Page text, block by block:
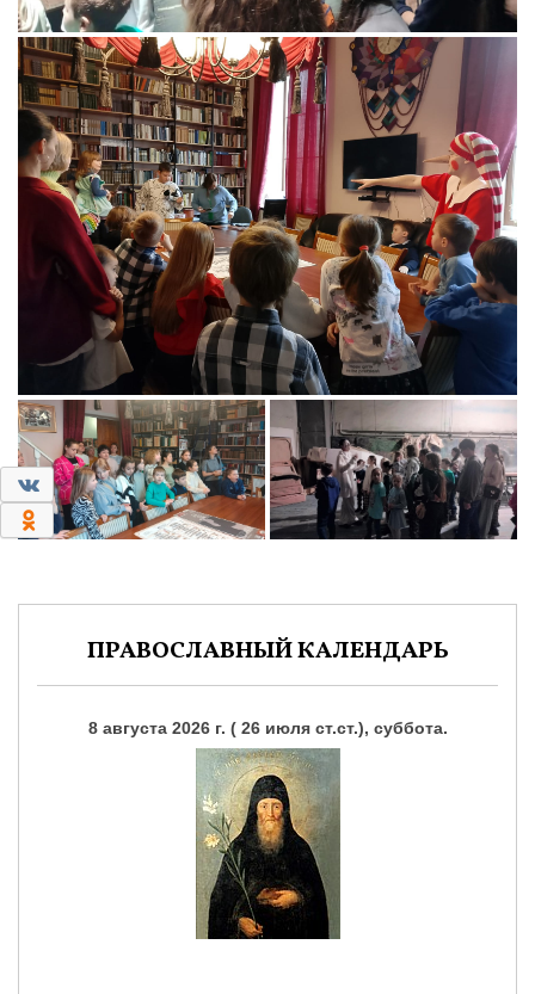
0
0
ПРАВОСЛАВНЫЙ КАЛЕНДАРЬ
8 августа 2026 г. ( 26 июля ст.ст.), суббота.